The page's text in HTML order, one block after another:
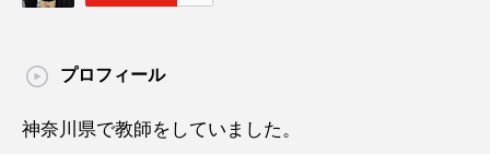
プロフィール
神奈川県で教師をしていました。